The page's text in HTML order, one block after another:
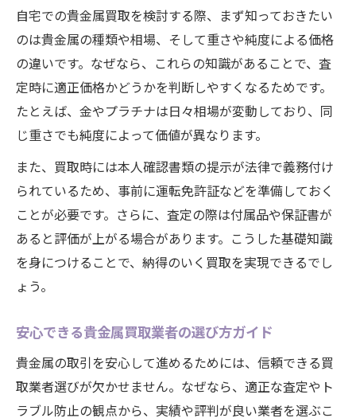
プロが教える貴金属査定のチェックリスト
貴金属査定で評価されるポイントを知ろう
スムーズな取引を叶える大府市の貴金属買取事
情
大府市における貴金属買取の最新動向とは
大府市で利用できる貴金属買取サービス比
較
地元の貴金属取引で注意すべきことを解説
貴金属取引の流れと大府市の特徴を紹介
貴金属を手軽に現金化できるサービス活用
術
古い貴金属ジュエリーも高く売るポイント
貴金属の現金化で失敗しないための注意点
自宅での貴金属買取を検討する際、まず知っておきたい
のは貴金属の種類や相場、そして重さや純度による価格
の違いです。なぜなら、これらの知識があることで、査
定時に適正価格かどうかを判断しやすくなるためです。
たとえば、金やプラチナは日々相場が変動しており、同
じ重さでも純度によって価値が異なります。
また、買取時には本人確認書類の提示が法律で義務付け
られているため、事前に運転免許証などを準備しておく
ことが必要です。さらに、査定の際は付属品や保証書が
あると評価が上がる場合があります。こうした基礎知識
を身につけることで、納得のいく買取を実現できるでし
ょう。
安心できる貴金属買取業者の選び方ガイド
貴金属の取引を安心して進めるためには、信頼できる買
取業者選びが欠かせません。なぜなら、適正な査定やト
ラブル防止の観点から、実績や評判が良い業者を選ぶこ